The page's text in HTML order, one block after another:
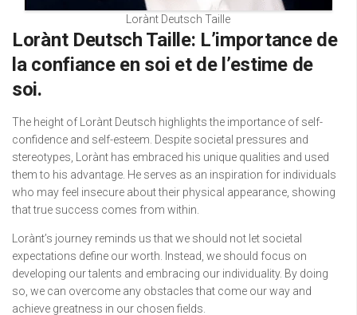
Lorànt Deutsch Taille
Lorànt Deutsch Taille: L’importance de
la confiance en soi et de l’estime de
soi.
The height of Lorànt Deutsch highlights the importance of self-
confidence and self-esteem. Despite societal pressures and
stereotypes, Lorànt has embraced his unique qualities and used
them to his advantage. He serves as an inspiration for individuals
who may feel insecure about their physical appearance, showing
that true success comes from within.
Lorànt’s journey reminds us that we should not let societal
expectations define our worth. Instead, we should focus on
developing our talents and embracing our individuality. By doing
so, we can overcome any obstacles that come our way and
achieve greatness in our chosen fields.